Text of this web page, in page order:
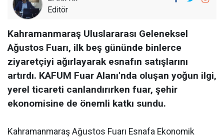
Editör
Kahramanmaraş Uluslararası Geleneksel
Ağustos Fuarı, ilk beş gününde binlerce
ziyaretçiyi ağırlayarak esnafın satışlarını
artırdı. KAFUM Fuar Alanı'nda oluşan yoğun ilgi,
yerel ticareti canlandırırken fuar, şehir
ekonomisine de önemli katkı sundu.
Kahramanmaraş Ağustos Fuarı Esnafa Ekonomik